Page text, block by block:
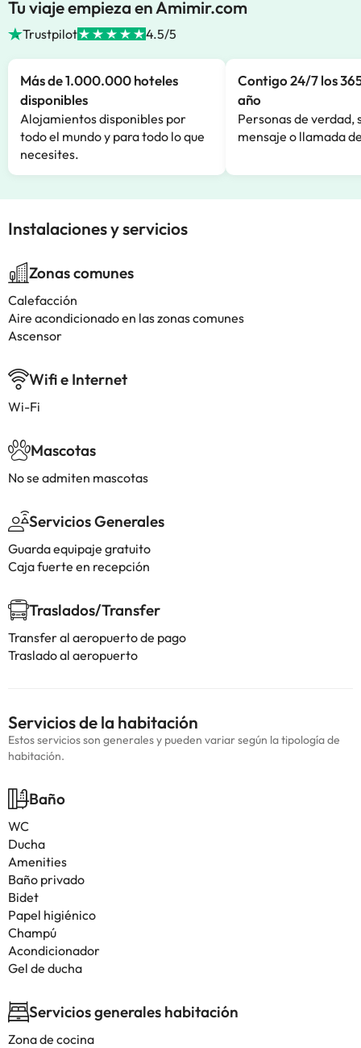
Tu viaje empieza en Amimir.com
Trustpilot 4.5/5
Más de 1.000.000 hoteles
disponibles
Alojamientos disponibles por
todo el mundo y para todo lo que
necesites.
Contigo 24/7 los
año
Personas de verdad,
mensaje o llamada
Instalaciones y servicios
Zonas comunes
Calefacción
Aire acondicionado en las zonas comunes
Ascensor
Wifi e Internet
Wi-Fi
Mascotas
No se admiten mascotas
Servicios Generales
Guarda equipaje gratuito
Caja fuerte en recepción
Traslados/Transfer
Transfer al aeropuerto de pago
Traslado al aeropuerto
Servicios de la habitación
Estos servicios son generales y pueden variar según la tipología de
habitación.
Baño
WC
Ducha
Amenities
Baño privado
Bidet
Papel higiénico
Champú
Acondicionador
Gel de ducha
Servicios generales habitación
Zona de cocina